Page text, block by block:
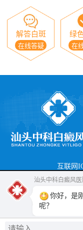
解答白斑
在线答疑
绿
在
互联网
汕头中科白癜风
你好，是刚
呢？